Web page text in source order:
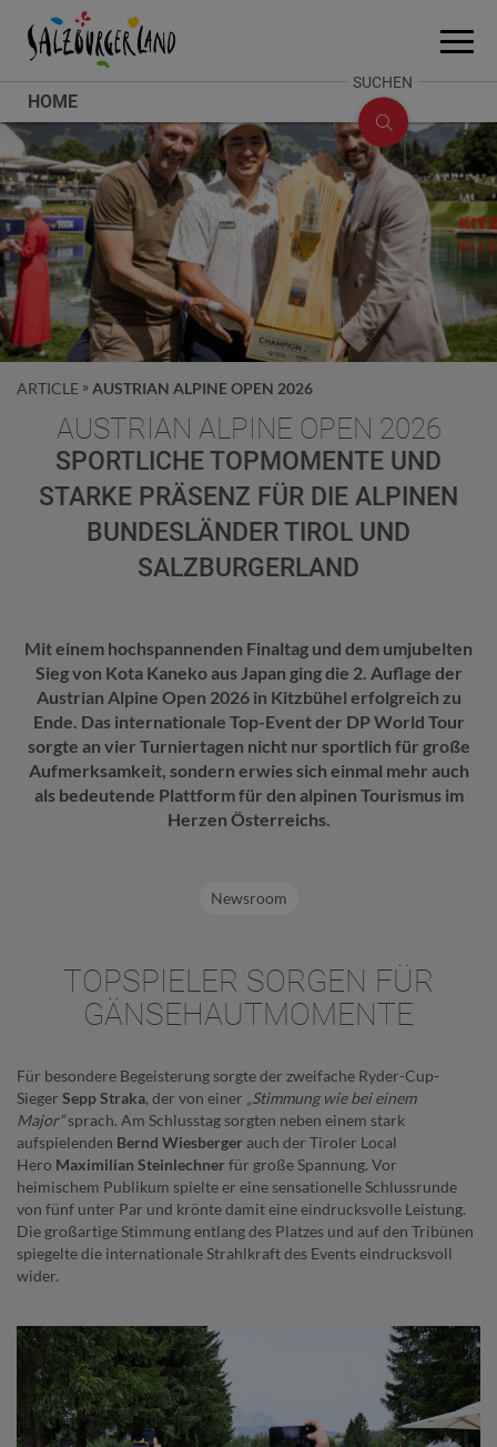
Zum InhaltAccesskey
[0]
Zum SeitenanfangAccesskey
[1]
Zum Fuß-BereichAccesskey
[2]
HOME
Menü
SUCHEN
SUCHE
ÖFFNEN
ARTICLE AUSTRIAN ALPINE OPEN 2026
AUSTRIAN ALPINE OPEN 2026
SPORTLICHE TOPMOMENTE UND
STARKE PRÄSENZ FÜR DIE ALPINEN
BUNDESLÄNDER TIROL UND
SALZBURGERLAND
Mit einem hochspannenden Finaltag und dem umjubelten
Sieg von Kota Kaneko aus Japan ging die 2. Auflage der
Austrian Alpine Open 2026 in Kitzbühel erfolgreich zu
Ende. Das internationale Top-Event der DP World Tour
sorgte an vier Turniertagen nicht nur sportlich für große
Aufmerksamkeit, sondern erwies sich einmal mehr auch
als bedeutende Plattform für den alpinen Tourismus im
Herzen Österreichs.
Newsroom
TOPSPIELER SORGEN FÜR
GÄNSEHAUTMOMENTE
Für besondere Begeisterung sorgte der zweifache Ryder-Cup-
Sieger Sepp Straka, der von einer „Stimmung wie bei einem
Major“sprach. Am Schlusstag sorgten neben einem stark
aufspielenden Bernd Wiesberger auch der Tiroler Local
Hero Maximilian Steinlechnerfür große Spannung. Vor
heimischem Publikum spielte er eine sensationelle Schlussrunde
von fünf unter Par und krönte damit eine eindrucksvolle Leistung.
Die großartige Stimmung entlang des Platzes und auf den Tribünen
spiegelte die internationale Strahlkraft des Events eindrucksvoll
wider.